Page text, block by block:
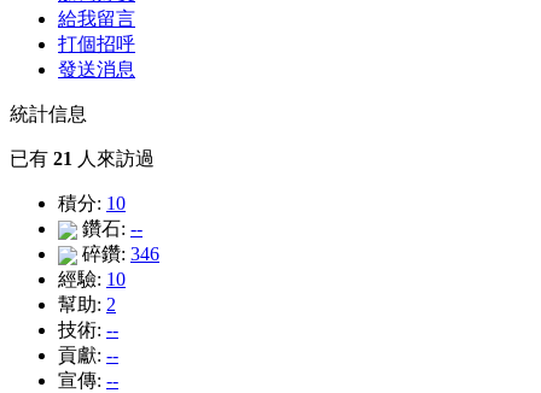
給我留言
打個招呼
發送消息
統計信息
已有 21 人來訪過
積分: 10
鑽石: --
碎鑽: 346
經驗: 10
幫助: 2
技術: --
貢獻: --
宣傳: --